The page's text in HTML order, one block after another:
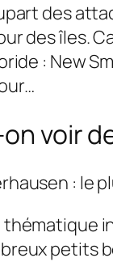
des
des îles.
: New
voir
: le
thématique
petits